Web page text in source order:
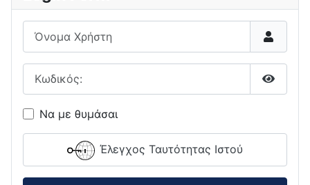
Όνομα Χρήστη
Να με θυμάσαι
Έλεγχος Ταυτότητας Ιστού